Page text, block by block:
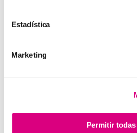
Estadística
Marketing
Permitir todas
comentario.